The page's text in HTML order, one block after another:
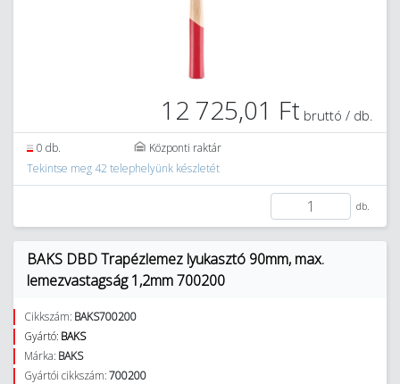
12 725,01 Ft bruttó / db.
0 db.
Központi raktár
Tekintse meg 42 telephelyünk készletét
db.
BAKS DBD Trapézlemez lyukasztó 90mm, max.
lemezvastagság 1,2mm 700200
Cikkszám: BAKS700200
Gyártó: BAKS
Márka: BAKS
Gyártói cikkszám:700200